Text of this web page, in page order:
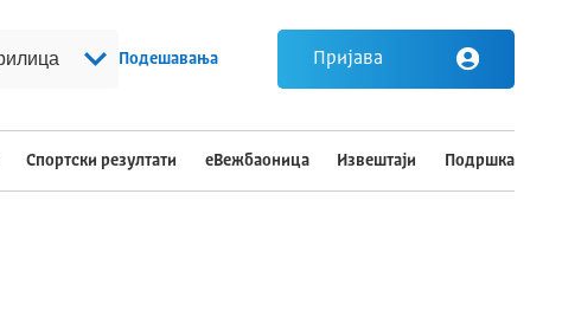
Подешавaња Пријава
Спортски резултати еВежбаоница Извештаји Подршка